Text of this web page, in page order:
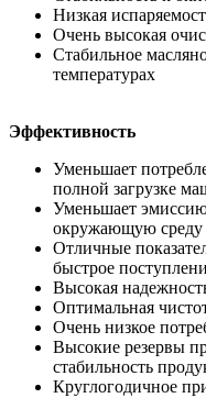
Низкая
Очень высокая
Стабильное
температурах
Эффективность
Уменьшает
полной загрузке
Уменьшает
окружающую среду
Отличные
быстрое
Высокая
Оптимальная
Очень низкое
Высокие резервы
стабильность
Круглогодичное